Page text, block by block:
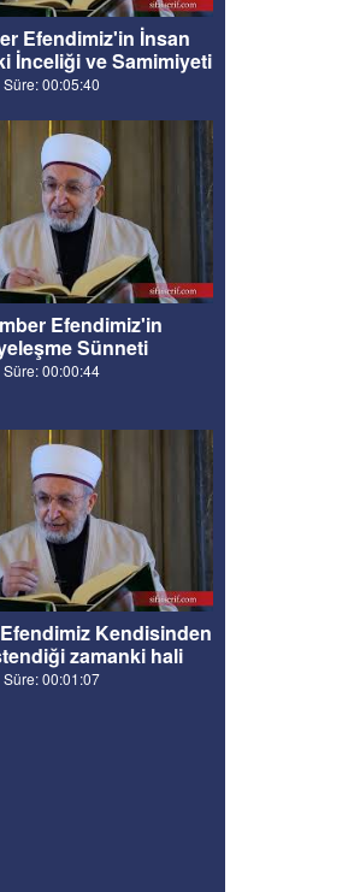
Efendimiz'in İnsan
İnceliği ve Samimiyeti
Süre: 00:05:40
Efendimiz'in
Sünneti
Süre: 00:00:44
Kendisinden
zamanki hali
Süre: 00:01:07